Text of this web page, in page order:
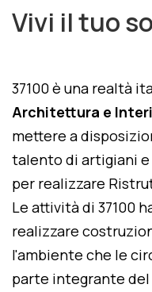
Vivi il tuo
37100 è una realtà
Architettura e
mettere a
talento di artigiani
per realizzare
Le attività di 37100
realizzare
l'ambiente che le
parte integrante del